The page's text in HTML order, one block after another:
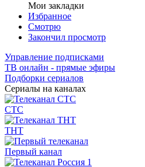
Мои закладки
Избранное
Смотрю
Закончил просмотр
Управление подписками
ТВ онлайн - прямые эфиры
Подборки сериалов
Сериалы на каналах
СТС
ТНТ
Первый канал